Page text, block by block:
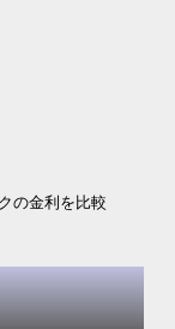
5.2万円プレゼント 9
ら毎年楽しみのあれ
の金利を比較 2026